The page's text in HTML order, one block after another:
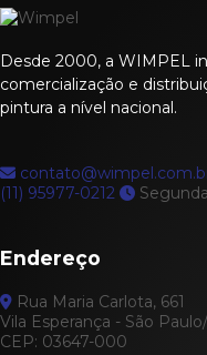
Desde 2000, a WIMPEL
comercialização e
pintura a nível nacional.
(11) 95977-0212
Endereço
Rua Maria Carlota, 661
Vila Esperança - São
CEP: 03647-000